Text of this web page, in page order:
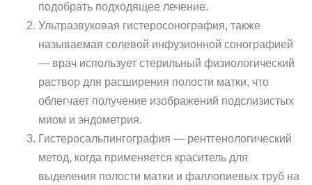
подобрать подходящее лечение.
Ультразвуковая гистеросонография, также
называемая солевой инфузионной сонографией
— врач использует стерильный физиологический
раствор для расширения полости матки, что
облегчает получение изображений подслизистых
миом и эндометрия.
Гистеросальпингография — рентгенологический
метод, когда применяется краситель для
выделения полости матки и фаллопиевых труб на